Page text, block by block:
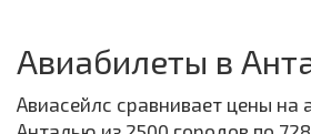
Авиабилеты в
Авиасейлс сравнивает цены на